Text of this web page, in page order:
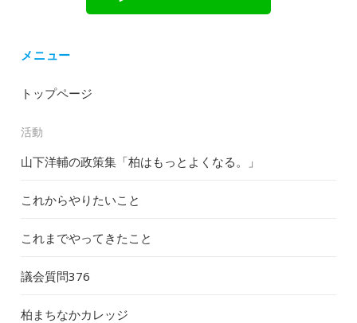
メニュー
トップページ
活動
山下洋輔の政策集「柏はもっとよくなる。」
これからやりたいこと
これまでやってきたこと
議会質問376
柏まちなかカレッジ